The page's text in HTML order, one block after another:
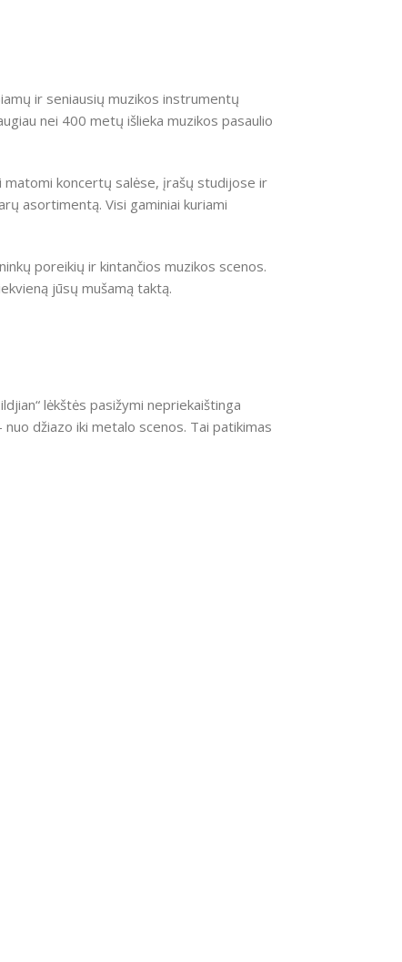
ir seniausių muzikos instrumentų
nei 400 metų išlieka muzikos pasaulio
matomi koncertų salėse, įrašų studijose ir
asortimentą. Visi gaminiai kuriami
poreikių ir kintančios muzikos scenos.
jūsų mušamą taktą.
lėkštės pasižymi nepriekaištinga
džiazo iki metalo scenos. Tai patikimas